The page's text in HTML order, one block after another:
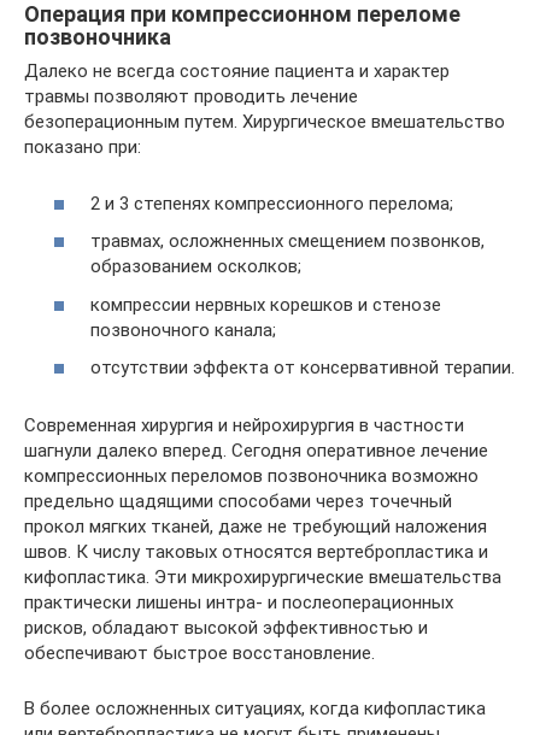
Операция при компрессионном переломе
позвоночника
Далеко не всегда состояние пациента и характер
травмы позволяют проводить лечение
безоперационным путем. Хирургическое вмешательство
показано при:
2 и 3 степенях компрессионного перелома;
травмах, осложненных смещением позвонков,
образованием осколков;
компрессии нервных корешков и стенозе
позвоночного канала;
отсутствии эффекта от консервативной терапии.
Современная хирургия и нейрохирургия в частности
шагнули далеко вперед. Сегодня оперативное лечение
компрессионных переломов позвоночника возможно
предельно щадящими способами через точечный
прокол мягких тканей, даже не требующий наложения
швов. К числу таковых относятся вертебропластика и
кифопластика. Эти микрохирургические вмешательства
практически лишены интра- и послеоперационных
рисков, обладают высокой эффективностью и
обеспечивают быстрое восстановление.
В более осложненных ситуациях, когда кифопластика